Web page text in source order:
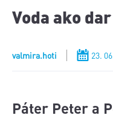
Voda ako
valmira.hoti 23.
Páter Peter a